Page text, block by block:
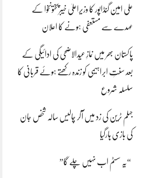
علی امین گنڈاپور کا وزیراعلیٰ خیبرپختونخوا کے
عہدے سے مستعفی ہونے کا اعلان
پاکستان بھر میں نمازِ عیدالاضحی کی ادائیگی کے
بعد سنتِ ابراہیمی کو زندہ رکھتے ہوئے قربانی کا
سلسلہ شروع
جہلم ٹرین کی زد میں آکر چالیس سالہ شخص جان
کی بازی ہارگیا
“یہ سسٹم اب نہیں چلے گا”